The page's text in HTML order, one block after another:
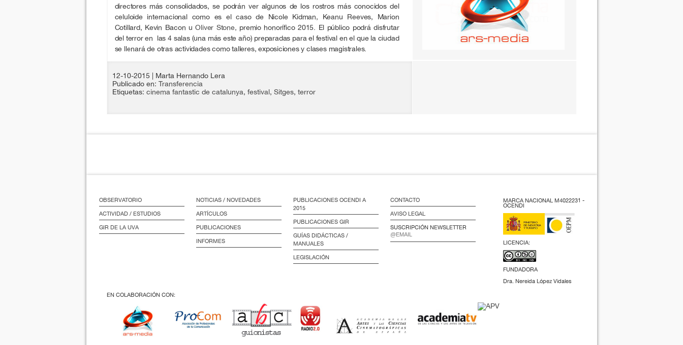
directores más consolidados, se podrán ver algunos de los rostros más conocidos del
celuloide internacional como es el caso de Nicole Kidman, Keanu Reeves, Marion
Cotillard, Kevin Bacon uOliver Stone, premio honorífico 2015. El público podrá disfrutar
del terror en las 4 salas (una más este año) preparadas para el festival en el que la ciudad
se llenará de otras actividades como talleres, exposiciones y clases magistrales.
12-10-2015
| Marta Hernando Lera
Publicado en: Transferencia
Etiquetas: cinema fantastic de catalunya, festival, Sitges, terror
OBSERVATORIO
ACTIVIDAD / ESTUDIOS
GIR DE LA UVA
NOTICIAS / NOVEDADES
ARTÍCULOS
PUBLICACIONES
INFORMES
PUBLICACIONES OCENDI A
2015
PUBLICACIONES GIR
GUÍAS DIDÁCTICAS /
MANUALES
LEGISLACIÓN
CONTACTO
AVISO LEGAL
SUSCRIPCIÓN NEWSLETTER
MARCA NACIONAL M4022231 -
OCENDI
LICENCIA:
FUNDADORA
Dra. Nereida López Vidales
EN COLABORACIÓN CON: